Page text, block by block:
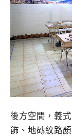
後方空間，義
飾、地磚紋路